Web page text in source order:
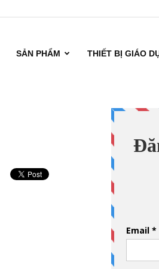
SẢN PHẨM THIẾT BỊ GIÁO